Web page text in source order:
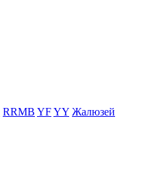
RRMB YFYY Жалюзей